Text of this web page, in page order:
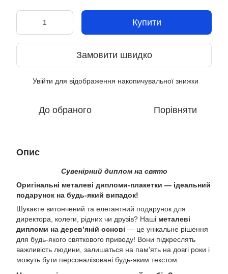
Купити
Замовити швидко
Увійти для відображення накопичувальної знижки
До обраного Порівняти
Опис
Сувенірний диплом на свято
Оригінальні металеві дипломи-плакетки — ідеальний
подарунок на будь-який випадок!
Шукаєте витончений та елегантний подарунок для
директора, колеги, рідних чи друзів? Наші металеві
дипломи на дерев’яній основі — це унікальне рішення
для будь-якого святкового приводу! Вони підкреслять
важливість людини, залишаться на пам’ять на довгі роки і
можуть бути персоналізовані будь-яким текстом.